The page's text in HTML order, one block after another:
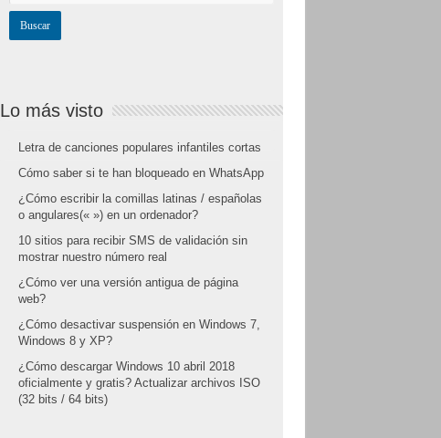
Lo más visto
Letra de canciones populares infantiles cortas
Cómo saber si te han bloqueado en WhatsApp
¿Cómo escribir la comillas latinas / españolas
o angulares(« ») en un ordenador?
10 sitios para recibir SMS de validación sin
mostrar nuestro número real
¿Cómo ver una versión antigua de página
web?
¿Cómo desactivar suspensión en Windows 7,
Windows 8 y XP?
¿Cómo descargar Windows 10 abril 2018
oficialmente y gratis? Actualizar archivos ISO
(32 bits / 64 bits)